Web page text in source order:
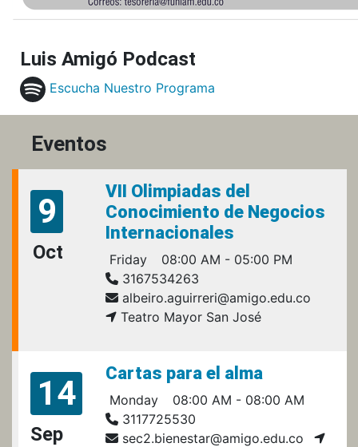
Luis Amigó Podcast
Escucha Nuestro Programa
Eventos
9
Oct
VII Olimpiadas del
Conocimiento de Negocios
Internacionales
Friday
08:00 AM - 05:00 PM
3167534263
albeiro.aguirreri@amigo.edu.co
Teatro Mayor San José
14
Sep
Cartas para el alma
Monday
08:00 AM - 08:00 AM
3117725530
sec2.bienestar@amigo.edu.co